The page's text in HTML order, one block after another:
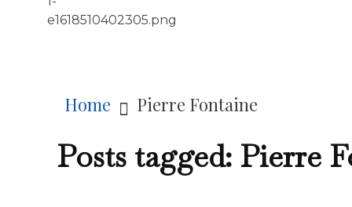
Home Pierre Fontaine
Posts tagged: Pierre